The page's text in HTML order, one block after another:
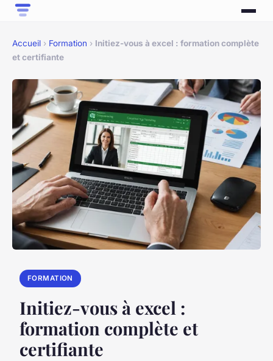
Accueil › Formation › Initiez-vous à excel : formation complète
et certifiante
FORMATION
Initiez-vous à excel :
formation complète et
certifiante